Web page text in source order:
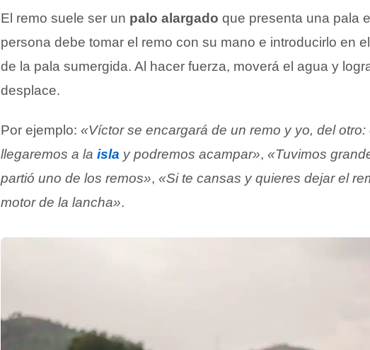
El remo suele ser un palo alargado que presenta una pala
persona debe tomar el remo con su mano e introducirlo en
de la pala sumergida. Al hacer fuerza, moverá el agua y
desplace.
Por ejemplo: «Víctor se encargará de un remo y yo, del
llegaremos a la isla y podremos acampar», «Tuvimos
partió uno de los remos», «Si te cansas y quieres dejar el
motor de la lancha».